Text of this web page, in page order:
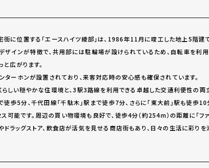
に位置する「エースハイツ綾部」は、1986年11月に竣工した地上5階建
インが特徴で、共用部には駐輪場が設けられているため、自転車を利
広がります。
ターホンが設置されており、来客対応時の安心感も確保されています。
しい穏やかな住環境と、3駅3路線を利用できる卓越した交通利便性の両
徒歩5分、千代田線「千駄木」駅まで徒歩7分、さらに「東大前」駅も徒歩
可能です。周辺の買い物環境も良好で、徒歩4分（約254m）の距離に「フ
ラッグストア、飲食店が活気を見せる商店街もあり、日々の生活に彩りを